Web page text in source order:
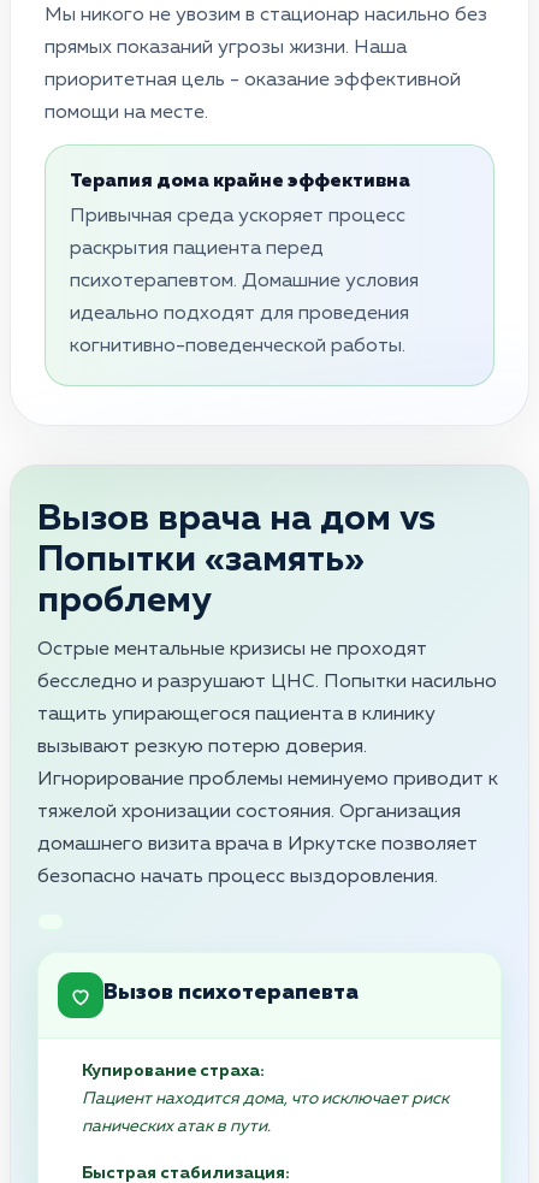
Мы никого не увозим в стационар насильно без
прямых показаний угрозы жизни. Наша
приоритетная цель - оказание эффективной
помощи на месте.
Терапия дома крайне эффективна
Привычная среда ускоряет процесс
раскрытия пациента перед
психотерапевтом. Домашние условия
идеально подходят для проведения
когнитивно-поведенческой работы.
Вызов врача на дом vs
Попытки «замять»
проблему
Острые ментальные кризисы не проходят
бесследно и разрушают ЦНС. Попытки насильно
тащить упирающегося пациента в клинику
вызывают резкую потерю доверия.
Игнорирование проблемы неминуемо приводит к
тяжелой хронизации состояния. Организация
домашнего визита врача в Иркутске позволяет
безопасно начать процесс выздоровления.
Вызов психотерапевта
Купирование страха:
Пациент находится дома, что исключает риск
панических атак в пути.
Быстрая стабилизация: